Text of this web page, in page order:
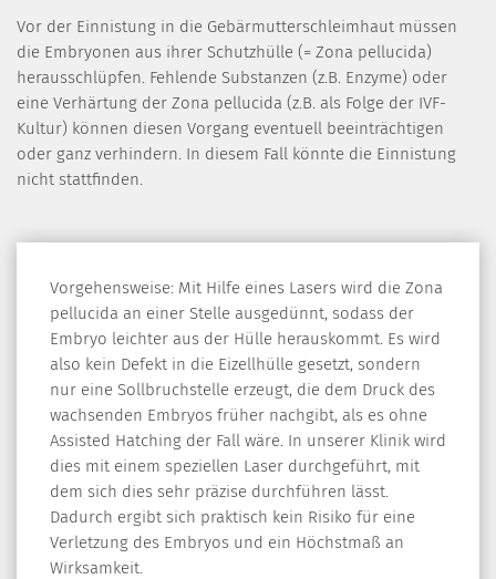
Vor der Einnistung in die Gebärmutterschleimhaut müssen
die Embryonen aus ihrer Schutzhülle (= Zona pellucida)
herausschlüpfen. Fehlende Substanzen (z.B. Enzyme) oder
eine Verhärtung der Zona pellucida (z.B. als Folge der IVF-
Kultur) können diesen Vorgang eventuell beeinträchtigen
oder ganz verhindern. In diesem Fall könnte die Einnistung
nicht stattfinden.
Vorgehensweise: Mit Hilfe eines Lasers wird die Zona
pellucida an einer Stelle ausgedünnt, sodass der
Embryo leichter aus der Hülle herauskommt. Es wird
also kein Defekt in die Eizellhülle gesetzt, sondern
nur eine Sollbruchstelle erzeugt, die dem Druck des
wachsenden Embryos früher nachgibt, als es ohne
Assisted Hatching der Fall wäre. In unserer Klinik wird
dies mit einem speziellen Laser durchgeführt, mit
dem sich dies sehr präzise durchführen lässt.
Dadurch ergibt sich praktisch kein Risiko für eine
Verletzung des Embryos und ein Höchstmaß an
Wirksamkeit.